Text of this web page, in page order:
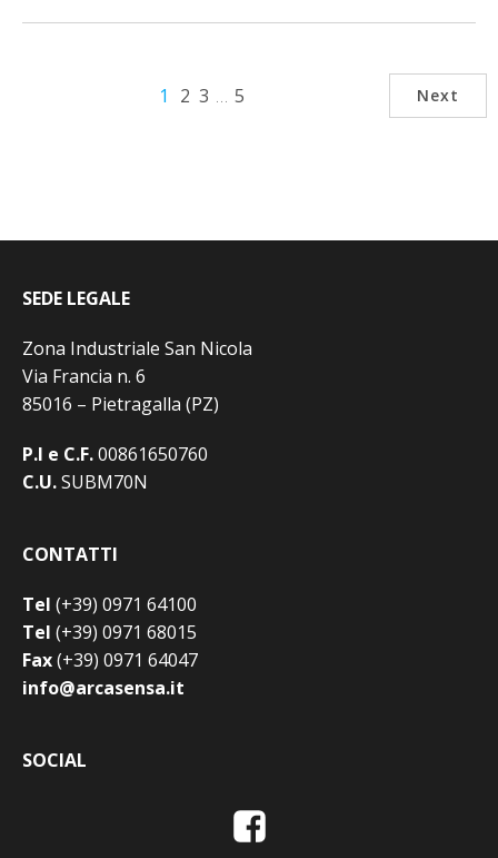
1 2 3 … 5 Next
SEDE LEGALE
Zona Industriale San Nicola
Via Francia n. 6
85016 – Pietragalla (PZ)
P.I e C.F.00861650760
C.U.SUBM70N
CONTATTI
Tel (+39) 0971 64100
Tel (+39) 0971 68015
Fax(+39) 0971 64047
info@arcasensa.it
SOCIAL